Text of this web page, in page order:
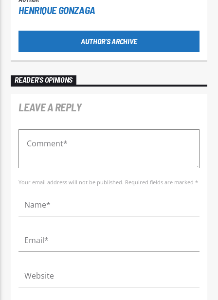
HENRIQUE GONZAGA
AUTHOR'S ARCHIVE
READER'S OPINIONS
LEAVE A REPLY
Your email address will not be published. Required fields are marked *